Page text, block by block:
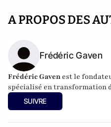
A PROPOS DES
Frédéric Gaven
Frédéric Gaven est le
spécialisé en transformation
SUIVRE